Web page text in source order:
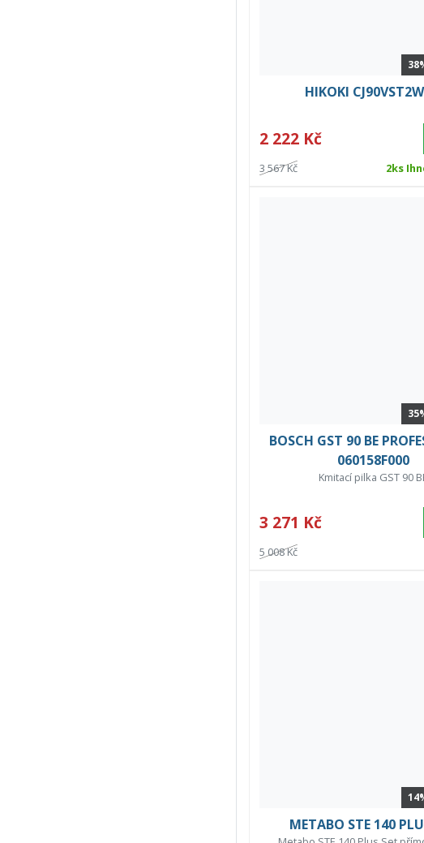
HIKOKI
2 222 Kč
3 567 Kč 2ks
BOSCH GST 90 BE
060158F000
Kmitací pilka GST 90
3 271 Kč
5 008 Kč
METABO STE 140